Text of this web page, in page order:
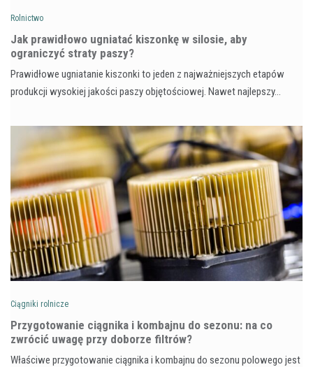
Rolnictwo
Jak prawidłowo ugniatać kiszonkę w silosie, aby
ograniczyć straty paszy?
Prawidłowe ugniatanie kiszonki to jeden z najważniejszych etapów
produkcji wysokiej jakości paszy objętościowej. Nawet najlepszy…
Ciągniki rolnicze
Przygotowanie ciągnika i kombajnu do sezonu: na co
zwrócić uwagę przy doborze filtrów?
Właściwe przygotowanie ciągnika i kombajnu do sezonu polowego jest